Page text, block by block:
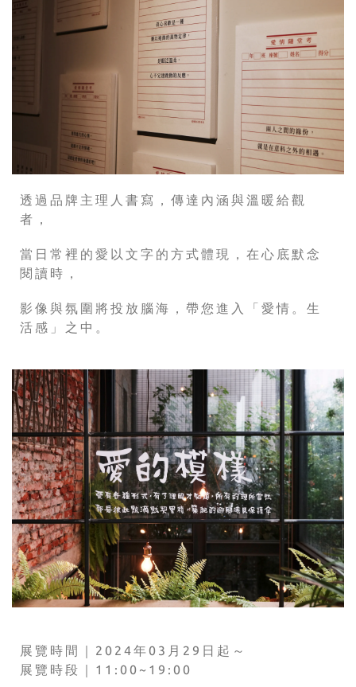
透過品牌主理人書寫，傳達內涵與溫暖給觀
者，
當日常裡的愛以文字的方式體現，在心底默念
閱讀時，
影像與氛圍將投放腦海，帶您進入「愛情。生
活感」之中。
展覽時間｜2024年03月29日起～
展覽時段｜11:00~19:00